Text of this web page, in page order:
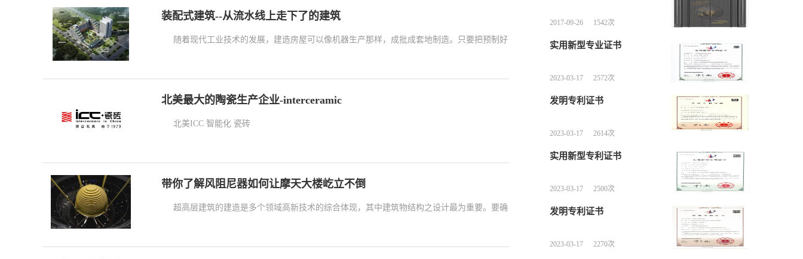
装配式建筑--从流水线上走下了的建筑
随着现代工业技术的发展，建造房屋可以像机器生产那样，成批成套地制造。只要把预制好的房屋构件，运到工地装配起来就成了。
北美最大的陶瓷生产企业-interceramic
北美ICC 智能化 瓷砖
带你了解风阻尼器如何让摩天大楼屹立不倒
超高层建筑的建造是多个领域高新技术的综合体现，其中建筑物结构之设计最为重要。要确保安全，还必须考虑居住上的舒适性，在遇较大风力时能减小建筑物的摇晃。
2017-09-26 1542次
实用新型专业证书
2023-03-17 2572次
发明专利证书
2023-03-17 2614次
实用新型专利证书
2023-03-17 2500次
发明专利证书
2023-03-17 2270次